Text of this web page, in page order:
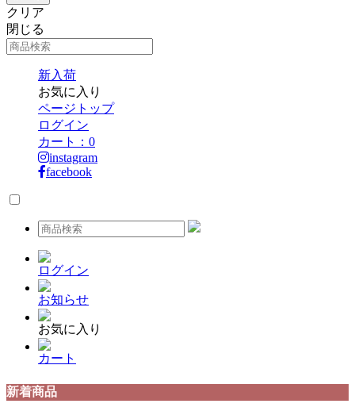
クリア
閉じる
新入荷
お気に入り
ページトップ
ログイン
カート： 0
instagram
facebook
ログイン
お知らせ
お気に入り
カート
新着商品